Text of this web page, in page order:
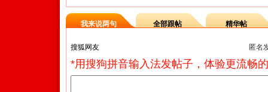
我来说两句 全部跟帖 精华帖
匿名
*用搜狗拼音输入法发帖子，体验更流畅